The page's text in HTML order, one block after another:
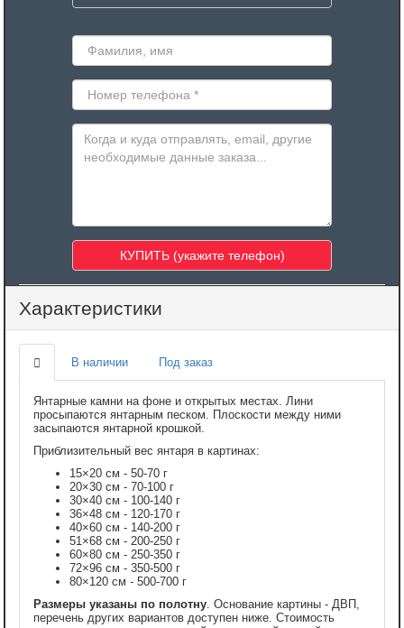
Характеристики
В наличии Под заказ
Янтарные камни на фоне и открытых местах. Лини
просыпаются янтарным песком. Плоскости между ними
засыпаются янтарной крошкой.
Приблизительный вес янтаря в картинах:
15×20 см - 50-70 г
20×30 см - 70-100 г
30×40 см - 100-140 г
36×48 см - 120-170 г
40×60 см - 140-200 г
51×68 см - 200-250 г
60×80 см - 250-350 г
72×96 см - 350-500 г
80×120 см - 500-700 г
Размеры указаны по полотну . Основание картины - ДВП,
перечень других вариантов доступен ниже. Стоимость